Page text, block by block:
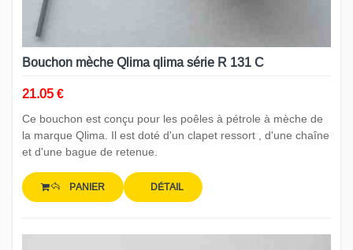
Bouchon mèche Qlima qlima série R 131 C
21.05 €
Ce bouchon est conçu pour les poêles à pétrole à mèche de
la marque Qlima. Il est doté d'un clapet ressort , d'une chaîne
et d'une bague de retenue.
PANIER DÉTAIL